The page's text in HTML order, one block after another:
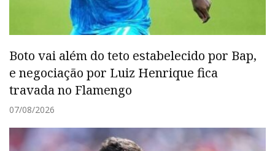
Boto vai além do teto estabelecido por Bap,
e negociação por Luiz Henrique fica
travada no Flamengo
07/08/2026